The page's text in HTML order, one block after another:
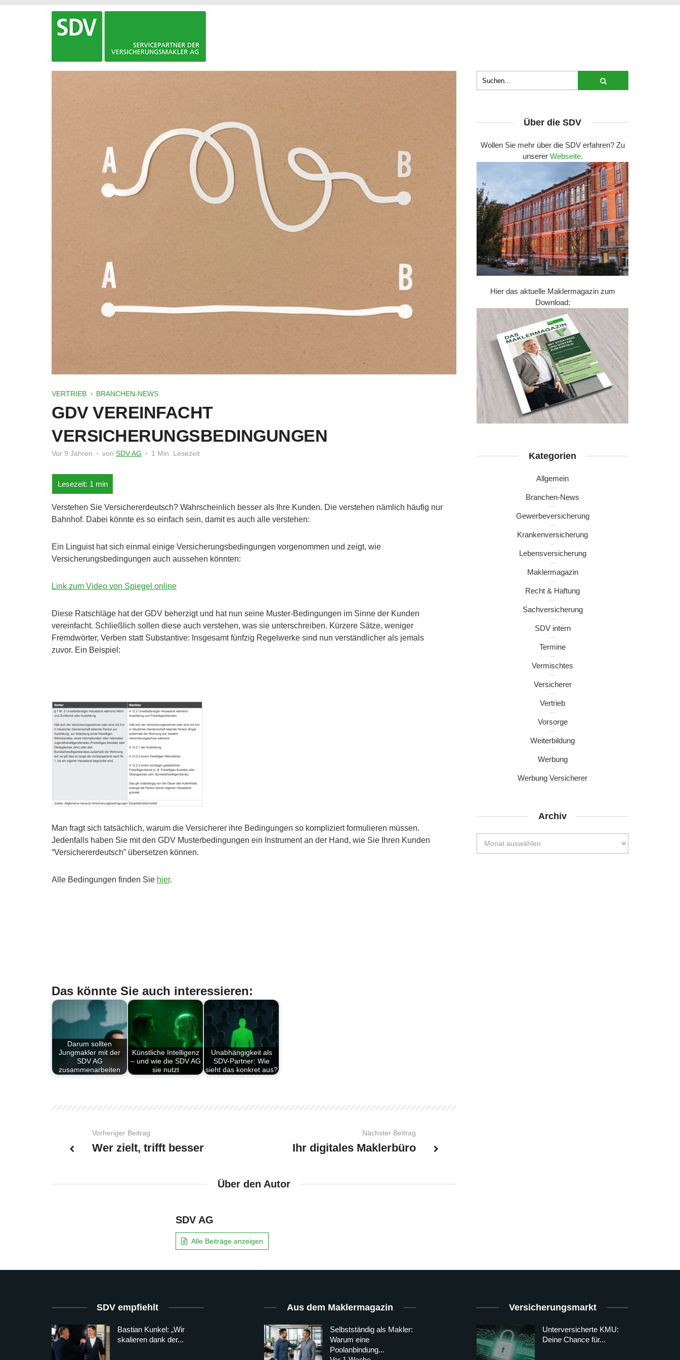
VERTRIEB BRANCHEN-NEWS
GDV VEREINFACHT
VERSICHERUNGSBEDINGUNGEN
Vor 9 Jahren von SDV AG 1 Min. Lesezeit
Verstehen Sie Versichererdeutsch? Wahrscheinlich besser als Ihre Kunden. Die verstehen nämlich häufig nur
Bahnhof. Dabei könnte es so einfach sein, damit es auch alle verstehen:
Ein Linguist hat sich einmal einige Versicherungsbedingungen vorgenommen und zeigt, wie
Versicherungsbedingungen auch aussehen könnten:
Link zum Video von Spiegel online
Diese Ratschläge hat der GDV beherzigt und hat nun seine Muster-Bedingungen im Sinne der Kunden
vereinfacht. Schließlich sollen diese auch verstehen, was sie unterschreiben. Kürzere Sätze, weniger
Fremdwörter, Verben statt Substantive: Insgesamt fünfzig Regelwerke sind nun verständlicher als jemals
zuvor. Ein Beispiel:
Man fragt sich tatsächlich, warum die Versicherer ihre Bedingungen so kompliziert formulieren müssen.
Jedenfalls haben Sie mit den GDV Musterbedingungen ein Instrument an der Hand, wie Sie Ihren Kunden
“Versichererdeutsch” übersetzen können.
Alle Bedingungen finden Sie hier.
Das könnte Sie auch interessieren:
Darum sollten
Jungmakler mit der
SDV AG
zusammenarbeiten
Künstliche Intelligenz
– und wie die SDV AG
sie nutzt
Unabhängigkeit als
SDV-Partner: Wie
sieht das konkret aus?
Vorheriger Beitrag
Wer zielt, trifft besser
Nächster Beitrag
Ihr digitales Maklerbüro
Über den Autor
SDV AG
Alle Beiträge anzeigen
Über die SDV
Wollen Sie mehr über die SDV erfahren? Zu
unserer Webseite.
Hier das aktuelle Maklermagazin zum
Download:
Kategorien
Allgemein
Branchen-News
Gewerbeversicherung
Krankenversicherung
Lebensversicherung
Maklermagazin
Recht & Haftung
Sachversicherung
SDV intern
Termine
Vermischtes
Versicherer
Vertrieb
Vorsorge
Weiterbildung
Werbung
Werbung Versicherer
Archiv
SDV empfiehlt
Bastian Kunkel: „Wir
skalieren dank der...
Aus dem Maklermagazin
Selbstständig als Makler:
Warum eine
Poolanbindung...
Versicherungsmarkt
Unterversicherte KMU:
Deine Chance für...